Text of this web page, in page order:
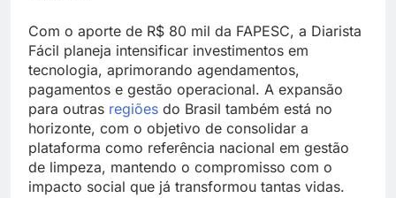
Com o aporte de R$ 80 mil da FAPESC, a Diarista
Fácil planeja intensificar investimentos em
tecnologia, aprimorando agendamentos,
pagamentos e gestão operacional. A expansão
para outras regiões do Brasil também está no
horizonte, com o objetivo de consolidar a
plataforma como referência nacional em gestão
de limpeza, mantendo o compromisso com o
impacto social que já transformou tantas vidas.